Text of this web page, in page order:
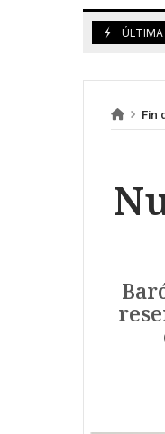
5 De
Fin